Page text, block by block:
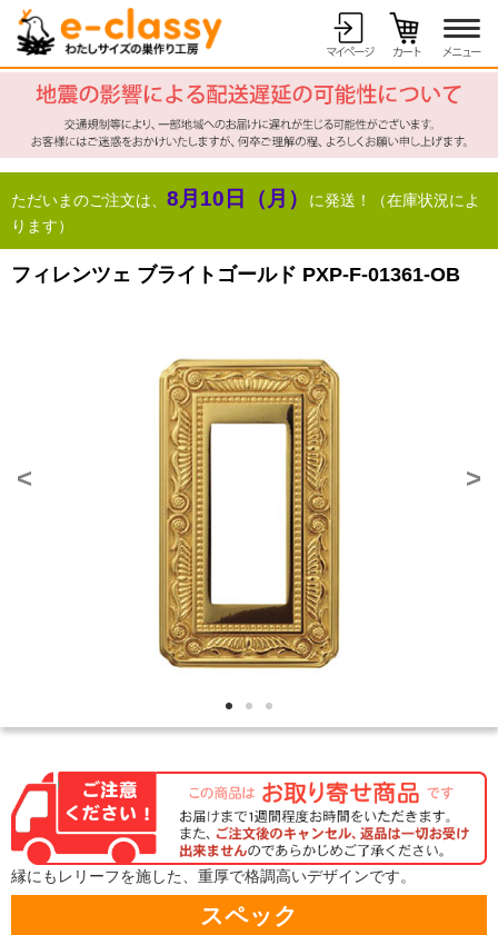
ただいまのご注文は、 8月10日（月）
に発送！（在庫状況によ
ります）
フィレンツェ ブライトゴールド PXP-F-01361-OB
< >
縁にもレリーフを施した、重厚で格調高いデザインです。
スペック